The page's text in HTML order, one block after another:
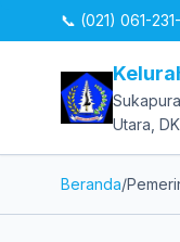
📞 (021) 061-
Utara,
Beranda/